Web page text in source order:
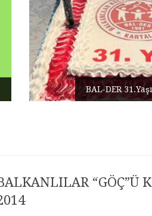
BAL-DER
“GÖÇ”Ü